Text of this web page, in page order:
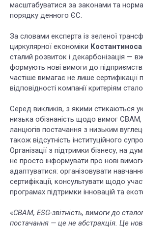
масштабуватися за законами та
порядку денного ЄС.
За словами експерта із зеленої
циркулярної економіки Костантиноса
сталий розвиток і декарбонізація —
формують нові вимоги до
частіше вимагає не лише сертифікації
відповідності компанії критеріям
Серед викликів, з якими стикаються
низька обізнаність щодо вимог CBAM,
ланцюгів постачання з низьким
також відсутність інституційного
Організації з підтримки бізнесу, на
не просто інформувати про нові
адаптуватися: організовувати
сертифікації, консультувати щодо
програмах підтримки інновацій та
«CBAM, ESG-звітність, вимоги до
постачання — це не абстракція. Це